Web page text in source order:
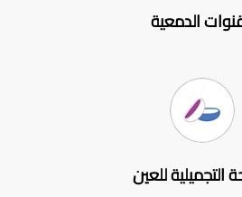
الدمعية
التجميلية للعين